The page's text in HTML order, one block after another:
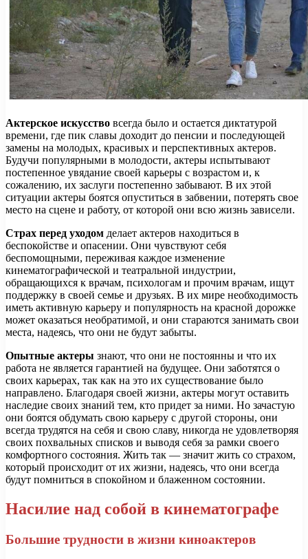
Актерское искусство всегда было и остается диктатурой
времени, где пик славы доходит до пенсии и последующей
замены на молодых, красивых и перспективных актеров.
Будучи популярными в молодости, актеры испытывают
постепенное увядание своей карьеры с возрастом и, к
сожалению, их заслуги постепенно забывают. В их этой
ситуации актеры боятся опуститься в забвении, потерять свое
место на сцене и работу, от которой они всю жизнь зависели.
Страх перед уходом делает актеров находиться в
беспокойстве и опасении. Они чувствуют себя
беспомощными, переживая каждое изменение
кинематографической и театральной индустрии,
обращающихся к врачам, психологам и прочим врачам, ищут
поддержку в своей семье и друзьях. В их мире необходимость
иметь активную карьеру и популярность на красной дорожке
может оказаться необратимой, и они стараются занимать свои
места, надеясь, что они не будут забыты.
Опытные актеры знают, что они не постоянны и что их
работа не является гарантией на будущее. Они заботятся о
своих карьерах, так как на это их существование было
направлено. Благодаря своей жизни, актеры могут оставить
наследие своих знаний тем, кто придет за ними. Но зачастую
они боятся обдумать свою карьеру с другой стороны, они
всегда трудятся на себя и свою славу, никогда не удовлетворяя
своих похвальных списков и выводя себя за рамки своего
комфортного состояния. Жить так — значит жить со страхом,
который происходит от их жизни, надеясь, что они всегда
будут помниться в спокойном и блаженном состоянии.
Насилие над собой в кинематографе
Большие трудности в жизни киноактеров